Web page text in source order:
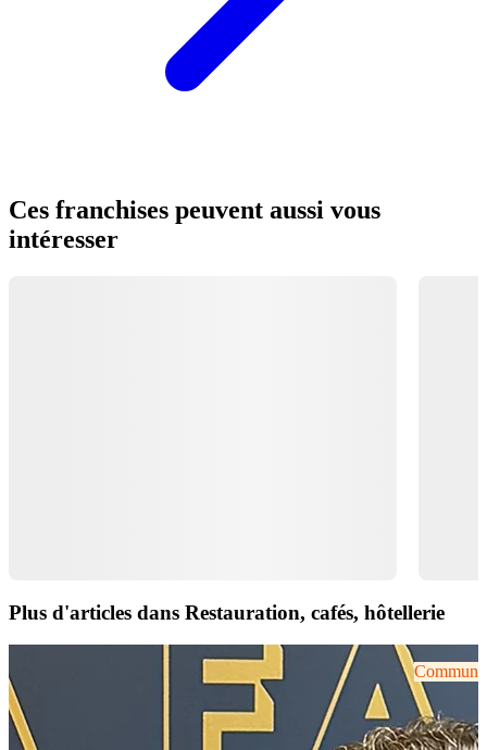
Ces franchises peuvent aussi vous
intéresser
Plus d'articles dans Restauration, cafés, hôtellerie